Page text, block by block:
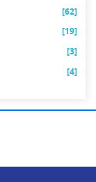
[62]
[19]
[3]
[4]